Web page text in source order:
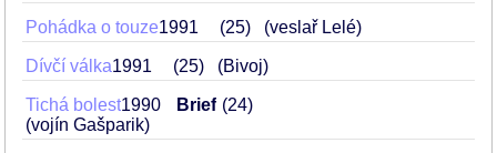
Pohádka o touze1991 25 (veslař Lelé)
Dívčí válka1991 25 (Bivoj)
Tichá bolest1990 Brief
24
(vojín Gašparik)